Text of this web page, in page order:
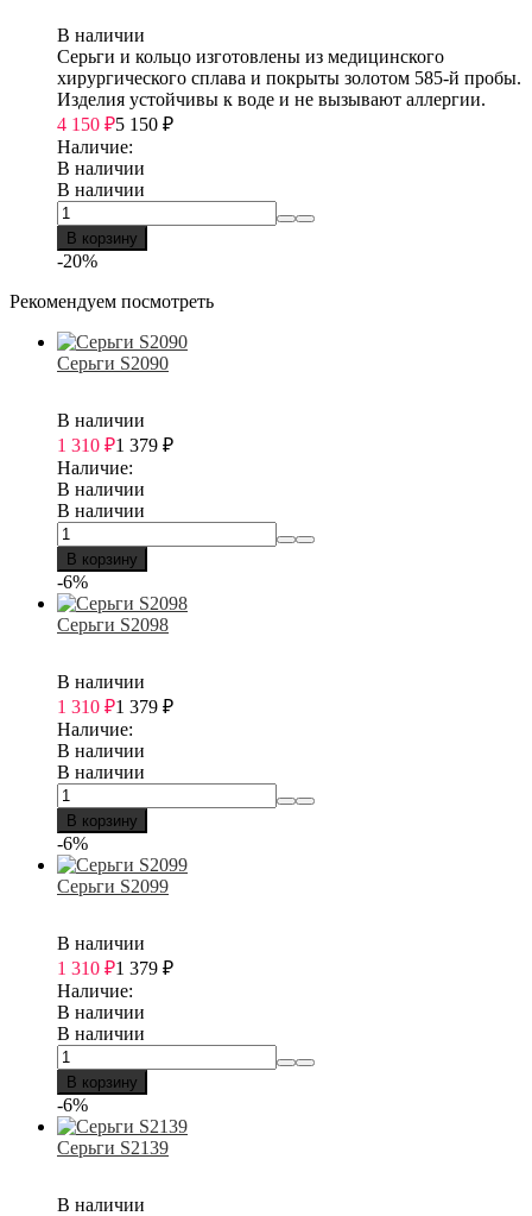
В наличии
Серьги и кольцо изготовлены из медицинского
хирургического сплава и покрыты золотом 585-й пробы.
Изделия устойчивы к воде и не вызывают аллергии.
4 150 ₽5 150 ₽
Наличие:
В наличии
В наличии
В корзину
-20%
Рекомендуем посмотреть
Серьги S2090
В наличии
1 310 ₽1 379 ₽
Наличие:
В наличии
В наличии
В корзину
-6%
Серьги S2098
В наличии
1 310 ₽1 379 ₽
Наличие:
В наличии
В наличии
В корзину
-6%
Серьги S2099
В наличии
1 310 ₽1 379 ₽
Наличие:
В наличии
В наличии
В корзину
-6%
Серьги S2139
В наличии